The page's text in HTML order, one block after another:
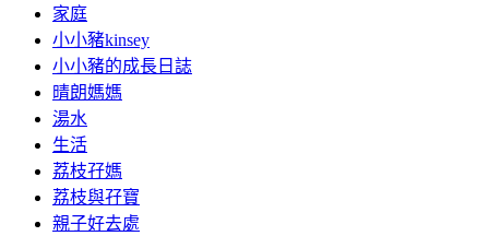
家庭
小小豬kinsey
小小豬的成長日誌
晴朗媽媽
湯水
生活
荔枝孖媽
荔枝與孖寶
親子好去處